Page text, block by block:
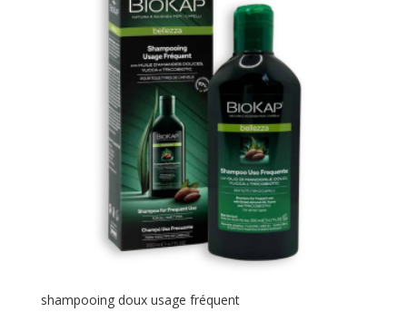
shampooing doux usage fréquent